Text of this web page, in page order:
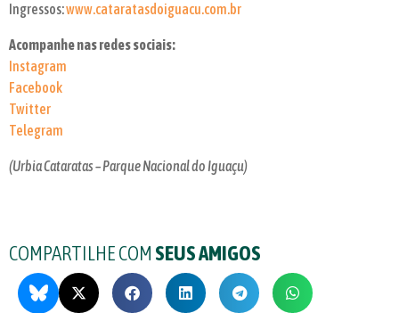
Ingressos:www.cataratasdoiguacu.com.br
Acompanhe nas redes sociais:
Instagram
Facebook
Twitter
Telegram
(Urbia Cataratas – Parque Nacional do Iguaçu)
COMPARTILHE COM SEUS AMIGOS